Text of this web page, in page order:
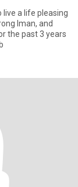
a life pleasing
Iman, and
the past 3 years